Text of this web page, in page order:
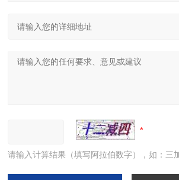
请输入计算结果（填写阿拉伯数字），如：三